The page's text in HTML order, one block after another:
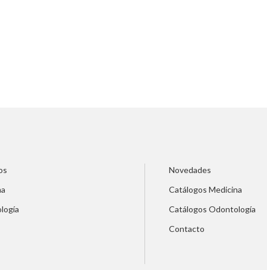
Novedades
Catálogos Medicina
Catálogos Odontología
Contacto